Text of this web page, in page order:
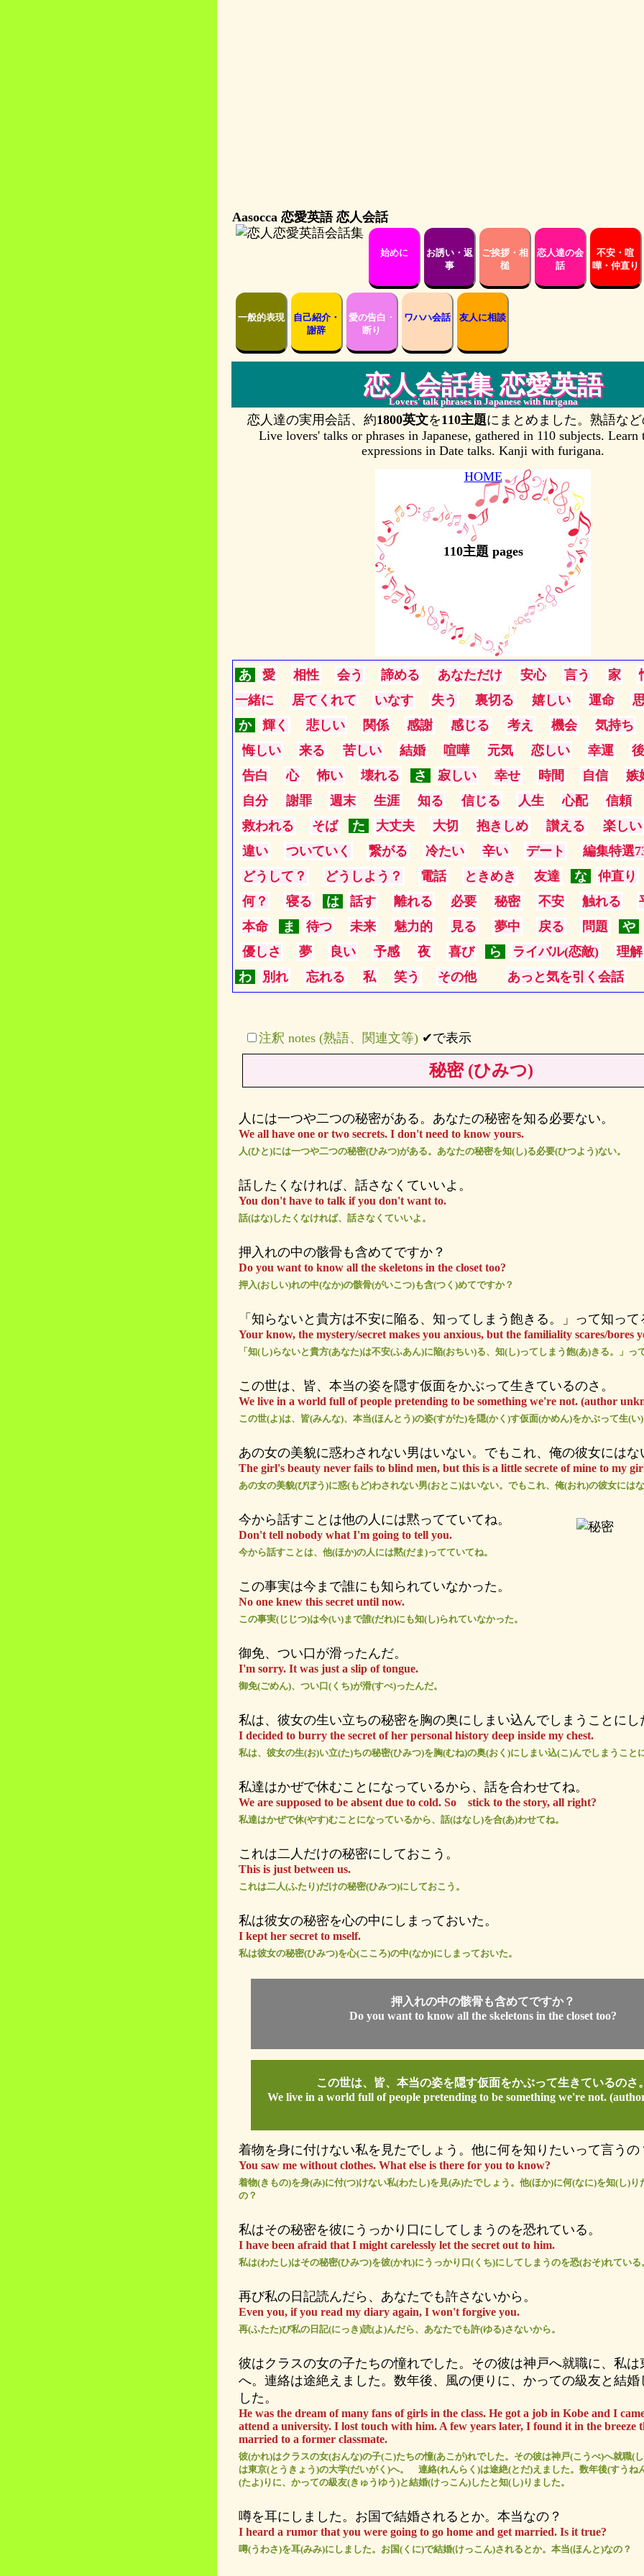
Aasocca 恋愛英語 恋人会話
始めに
お誘い・返
事
ご挨拶・相
槌
恋人達の会
話
不安・喧
嘩・仲直り
一般的表現
自己紹介・
謝辞
愛の告白・
断り
ワハハ会話 友人に相談
恋人会話集 恋愛英語
Lovers' talk phrases in Japanese with furigana
恋人達の実用会話、約1800英文を110主題にまとめました。熟語など
Live lovers' talks or phrases in Japanese, gathered in 110 subjects. Learn
expressions in Date talks. Kanji with furigana.
HOME
110主題 pages
あ 愛 相性 会う 諦める あなただけ 安心 言う 家
一緒に
居てくれて いなす 失う 裏切る 嬉しい 運命
か
輝く 悲しい 関係 感謝 感じる 考え 機会 気持ち
悔しい
来る 苦しい 結婚 喧嘩 元気 恋しい 幸運
告白
心 怖い 壊れる さ 寂しい 幸せ 時間 自信 嫉
自分
謝罪 週末 生涯 知る 信じる 人生 心配 信頼
救われる
そば た 大丈夫 大切 抱きしめ 讃える 楽しい
違い
ついていく 繋がる 冷たい 辛い デート
編集特選
どうして？
どうしよう？ 電話 ときめき 友達 な 仲直り
何？
寝る は 話す 離れる 必要 秘密 不安 触れる
本命
ま 待つ 未来 魅力的 見る 夢中 戻る 問題 や
優しさ
夢 良い 予感 夜 喜び ら ライバル(恋敵) 理解
わ
別れ 忘れる 私 笑う その他 あっと気を引く会話
注釈 notes (熟語、関連文等) ✔で表示
秘密 (ひみつ)
人には一つや二つの秘密がある。あなたの秘密を知る必要ない。
We all have one or two secrets. I don't need to know yours.
人(ひと)には一つや二つの秘密(ひみつ)がある。あなたの秘密を知(し)る必要(ひつよう)ない。
話したくなければ、話さなくていいよ。
You don't have to talk if you don't want to.
話(はな)したくなければ、話さなくていいよ。
押入れの中の骸骨も含めてですか？
Do you want to know all the skeletons in the closet too?
押入(おしい)れの中(なか)の骸骨(がいこつ)も含(つく)めてですか？
「知らないと貴方は不安に陥る、知ってしまう飽きる。」って知って
Your know, the mystery/secret makes you anxious, but the familiality scares/bores
「知(し)らないと貴方(あなた)は不安(ふあん)に陥(おちい)る、知(し)ってしまう飽(あ)きる。」っ
この世は、皆、本当の姿を隠す仮面をかぶって生きているのさ。
We live in a world full of people pretending to be something we're not. (author
この世(よ)は、皆(みんな)、本当(ほんとう)の姿(すがた)を隠(かく)す仮面(かめん)をかぶって生(い)
あの女の美貌に惑わされない男はいない。でもこれ、俺の彼女にはな
The girl's beauty never fails to blind men, but this is a little secrete of mine to my
あの女の美貌(びぼう)に惑(もど)わされない男(おとこ)はいない。でもこれ、俺(おれ)の彼女にはな
今から話すことは他の人には黙ってていてね。
Don't tell nobody what I'm going to tell you.
今から話すことは、他(ほか)の人には黙(だま)ってていてね。
この事実は今まで誰にも知られていなかった。
No one knew this secret until now.
この事実(じじつ)は今(い)まで誰(だれ)にも知(し)られていなかった。
御免、つい口が滑ったんだ。
I'm sorry. It was just a slip of tongue.
御免(ごめん)、つい口(くち)が滑(すべ)ったんだ。
私は、彼女の生い立ちの秘密を胸の奥にしまい込んでしまうことにし
I decided to burry the secret of her personal history deep inside my chest.
私は、彼女の生(お)い立(た)ちの秘密(ひみつ)を胸(むね)の奥(おく)にしまい込(こ)んでしまうこと
私達はかぜで休むことになっているから、話を合わせてね。
We are supposed to be absent due to cold. So stick to the story, all right?
私達はかぜで休(やす)むことになっているから、話(はなし)を合(あ)わせてね。
これは二人だけの秘密にしておこう。
This is just between us.
これは二人(ふたり)だけの秘密(ひみつ)にしておこう。
私は彼女の秘密を心の中にしまっておいた。
I kept her secret to mself.
私は彼女の秘密(ひみつ)を心(こころ)の中(なか)にしまっておいた。
押入れの中の骸骨も含めてですか？
Do you want to know all the skeletons in the closet too?
この世は、皆、本当の姿を隠す仮面をかぶって生きているのさ。
We live in a world full of people pretending to be something we're not.
着物を身に付けない私を見たでしょう。他に何を知りたいって言うの
You saw me without clothes. What else is there for you to know?
着物(きもの)を身(み)に付(つ)けない私(わたし)を見(み)たでしょう。他(ほか)に何(なに)を知(し)り
の？
私はその秘密を彼にうっかり口にしてしまうのを恐れている。
I have been afraid that I might carelessly let the secret out to him.
私は(わたし)はその秘密(ひみつ)を彼(かれ)にうっかり口(くち)にしてしまうのを恐(おそ)れている
再び私の日記読んだら、あなたでも許さないから。
Even you, if you read my diary again, I won't forgive you.
再(ふたた)び私の日記(にっき)読(よ)んだら、あなたでも許(ゆる)さないから。
彼はクラスの女の子たちの憧れでした。その彼は神戸へ就職に、私は
へ。連絡は途絶えました。数年後、風の便りに、かっての級友と結婚
した。
He was the dream of many fans of girls in the class. He got a job in Kobe and I
attend a university. I lost touch with him. A few years later, I found it in the breeze
married to a former classmate.
彼(かれ)はクラスの女(おんな)の子(こ)たちの憧(あこが)れでした。その彼は神戸(こうべ)へ就職(
は東京(とうきょう)の大学(だいがく)へ。 連絡(れんらく)は途絶(とだ)えました。数年後(すうね
(たよ)りに、かっての級友(きゅうゆう)と結婚(けっこん)したと知(し)りました。
噂を耳にしました。お国で結婚されるとか。本当なの？
I heard a rumor that you were going to go home and get married. Is it true?
噂(うわさ)を耳(みみ)にしました。お国(くに)で結婚(けっこん)されるとか。本当(ほんと)なの？